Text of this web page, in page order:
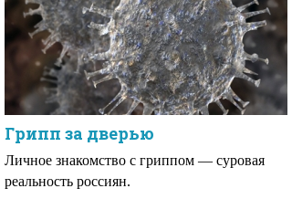
Грипп за дверью
Личное знакомство с гриппом — суровая
реальность россиян.